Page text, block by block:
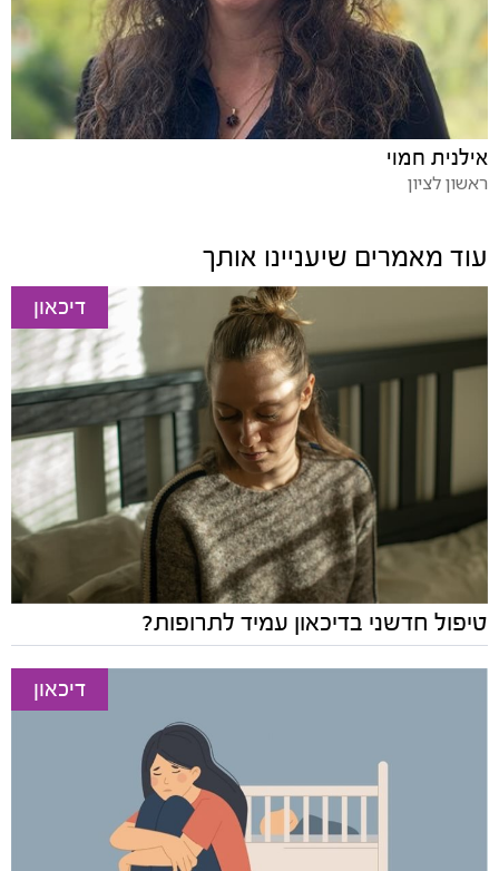
אילנית חמוי
ראשון לציון
עוד מאמרים שיעניינו אותך
דיכאון
טיפול חדשני בדיכאון עמיד לתרופות?
דיכאון